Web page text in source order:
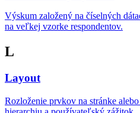
Výskum založený na číselných
na veľkej vzorke respondentov.
L
Layout
Rozloženie prvkov na stránke